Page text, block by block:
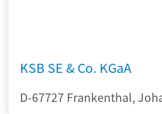
KSB SE & Co. KGaA
D-67727 Frankenthal,